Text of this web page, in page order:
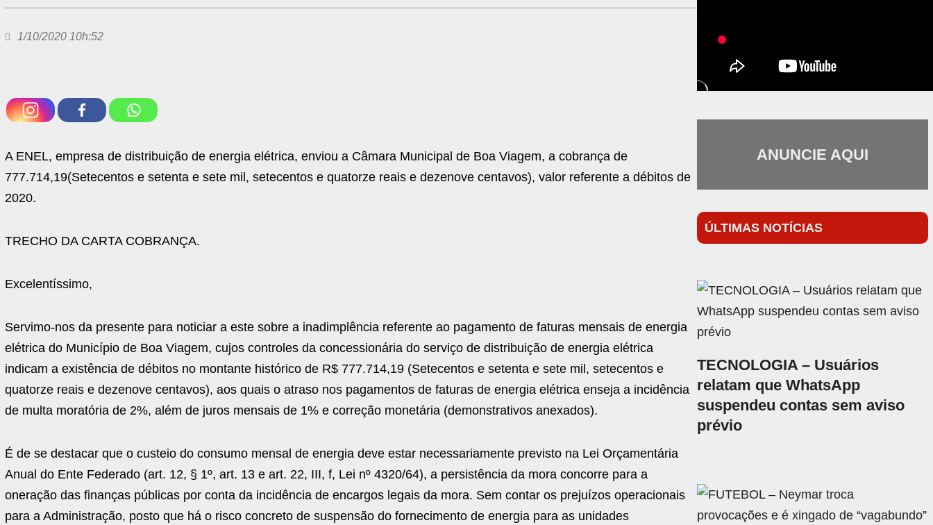
1/10/2020 10h:52
A ENEL, empresa de distribuição de energia elétrica, enviou a Câmara Municipal de Boa Viagem, a cobrança de
777.714,19(Setecentos e setenta e sete mil, setecentos e quatorze reais e dezenove centavos), valor referente a débitos de
2020.
TRECHO DA CARTA COBRANÇA.
Excelentíssimo,
Servimo-nos da presente para noticiar a este sobre a inadimplência referente ao pagamento de faturas mensais de energia
elétrica do Município de Boa Viagem, cujos controles da concessionária do serviço de distribuição de energia elétrica
indicam a existência de débitos no montante histórico de R$ 777.714,19 (Setecentos e setenta e sete mil, setecentos e
quatorze reais e dezenove centavos), aos quais o atraso nos pagamentos de faturas de energia elétrica enseja a incidência
de multa moratória de 2%, além de juros mensais de 1% e correção monetária (demonstrativos anexados).
É de se destacar que o custeio do consumo mensal de energia deve estar necessariamente previsto na Lei Orçamentária
Anual do Ente Federado (art. 12, § 1º, art. 13 e art. 22, III, f, Lei nº 4320/64), a persistência da mora concorre para a
oneração das finanças públicas por conta da incidência de encargos legais da mora. Sem contar os prejuízos operacionais
para a Administração, posto que há o risco concreto de suspensão do fornecimento de energia para as unidades
ANUNCIE AQUI
ÚLTIMAS NOTÍCIAS
TECNOLOGIA – Usuários
relatam que WhatsApp
suspendeu contas sem aviso
prévio